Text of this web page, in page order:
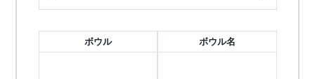
ボウル ボウル名